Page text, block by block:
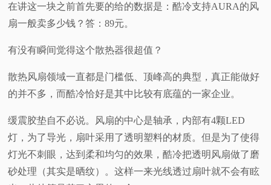
在讲这一块之前首先要的给的数据是：酷冷支持AURA的风
扇一般卖多少钱？答：89元。
有没有瞬间觉得这个散热器很超值？
散热风扇领域一直都是门槛低、顶峰高的典型，真正能做好
的并不多，而酷冷恰好是其中比较有底蕴的一家企业。
缓震胶垫自不必说。风扇的中心是轴承，内部有4颗LED
灯，为了导光，扇叶采用了透明塑料的材质。但是为了使得
灯光不刺眼，达到柔和均匀的效果，酷冷把透明风扇做了磨
砂处理（其实是晒纹）。这样一来光线透过扇叶就不会有眩